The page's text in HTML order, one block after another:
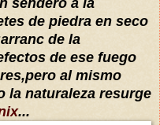
sendero a la
de piedra en seco
de la
de ese fuego
al mismo
la naturaleza resurge
...